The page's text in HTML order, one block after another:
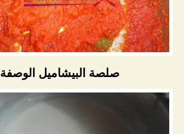
صلصة البيشاميل الوصفة